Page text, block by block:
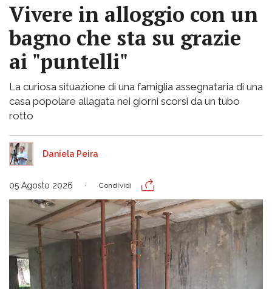
Vivere in alloggio con un
bagno che sta su grazie
ai "puntelli"
La curiosa situazione di una famiglia assegnataria di una
casa popolare allagata nei giorni scorsi da un tubo
rotto
Daniela Peira
05 Agosto 2026 Condividi